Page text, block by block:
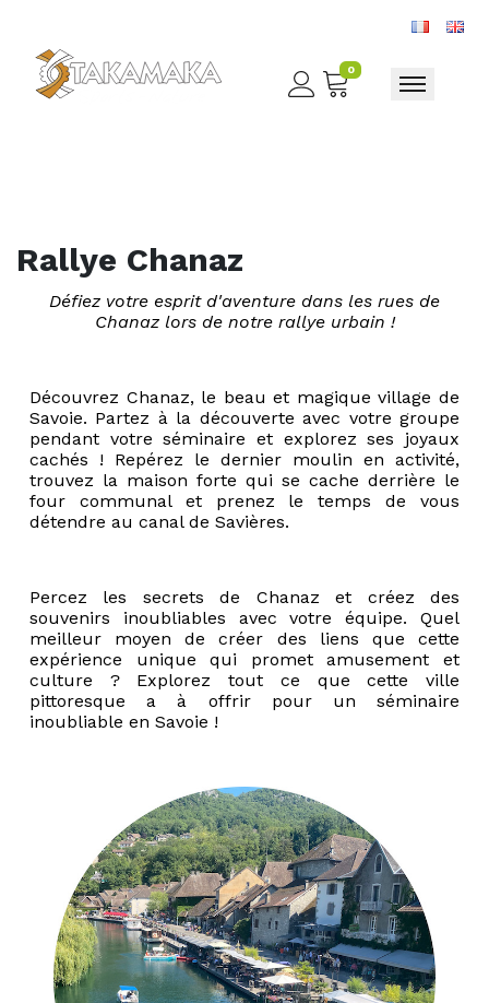
0
Toggle
Rallye Chanaz
Défiez votre esprit d'aventure dans les rues de
Chanaz lors de notre rallye urbain !
Découvrez Chanaz, le beau et magique village de
Savoie. Partez à la découverte avec votre groupe
pendant votre séminaire et explorez ses joyaux
cachés ! Repérez le dernier moulin en activité,
trouvez la maison forte qui se cache derrière le
four communal et prenez le temps de vous
détendre au canal de Savières.
Percez les secrets de Chanaz et créez des
souvenirs inoubliables avec votre équipe. Quel
meilleur moyen de créer des liens que cette
expérience unique qui promet amusement et
culture ? Explorez tout ce que cette ville
pittoresque a à offrir pour un séminaire
inoubliable en Savoie !